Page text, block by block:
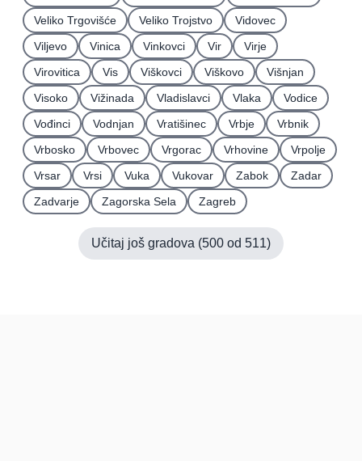
Veliko Trgovišće
Veliko Trojstvo
Vidovec
Viljevo
Vinica Vinkovci Vir
Virje
Virovitica
Vis Viškovci Viškovo
Višnjan
Visoko
Vižinada Vladislavci Vlaka
Vodice
Vođinci
Vodnjan Vratišinec Vrbje
Vrbnik
Vrbosko
Vrbovec Vrgorac Vrhovine
Vrpolje
Vrsar
Vrsi Vuka Vukovar Zabok
Zadar
Zadvarje
Zagorska Sela Zagreb
Učitaj još gradova (500 od 511)